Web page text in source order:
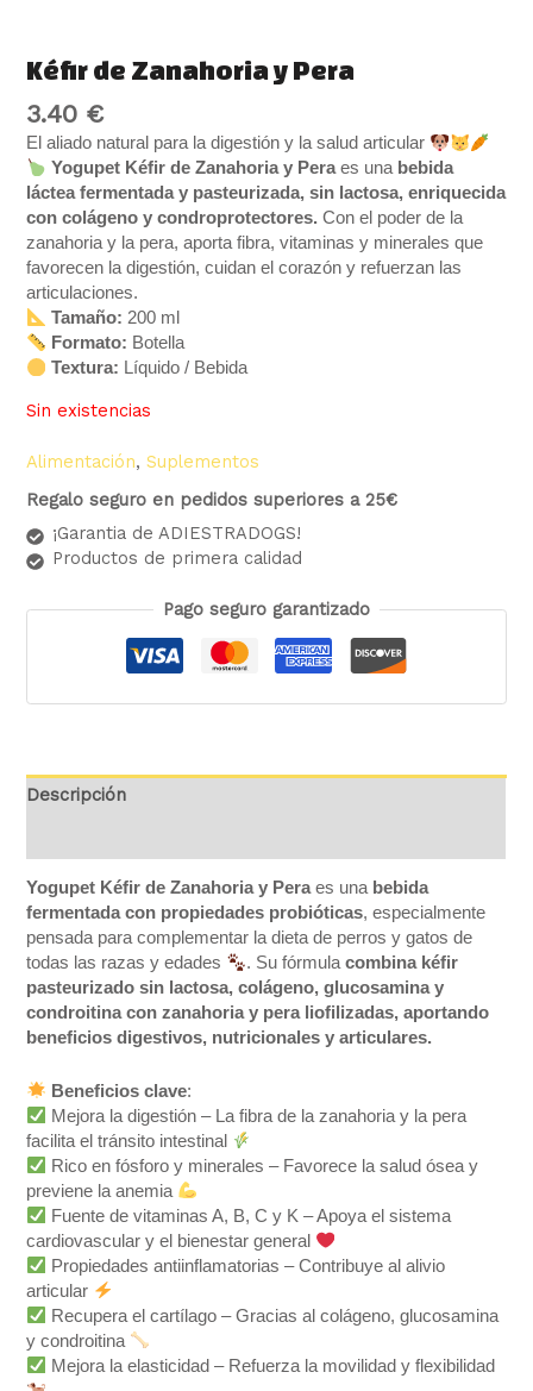
Kéfir de Zanahoria y Pera
3.40 €
El aliado natural para la digestión y la salud articular
Yogupet Kéfir de Zanahoria y Pera es una bebida
láctea fermentada y pasteurizada, sin lactosa, enriquecida
con colágeno y condroprotectores. Con el poder de la
zanahoria y la pera, aporta fibra, vitaminas y minerales que
favorecen la digestión, cuidan el corazón y refuerzan las
articulaciones.
Tamaño: 200 ml
Formato: Botella
Textura: Líquido / Bebida
Sin existencias
Alimentación,Suplementos
Regalo seguro en pedidos superiores a 25€
¡Garantia de ADIESTRADOGS!
Productos de primera calidad
Pago seguro garantizado
Descripción
Yogupet Kéfir de Zanahoria y Peraes unabebida
fermentada con propiedades probióticas, especialmente
pensada para complementar la dieta de perros y gatos de
todas las razas y edades
. Su fórmulacombina kéfir
pasteurizado sin lactosa, colágeno, glucosamina y
condroitina con zanahoria y pera liofilizadas, aportando
beneficios digestivos, nutricionales y articulares.
Beneficios clave:
Mejora la digestión – La fibra de la zanahoria y la pera
facilita el tránsito intestinal
Rico en fósforo y minerales – Favorece la salud ósea y
previene la anemia
Fuente de vitaminas A, B, C y K – Apoya el sistema
cardiovascular y el bienestar general
Propiedades antiinflamatorias – Contribuye al alivio
articular
Recupera el cartílago – Gracias al colágeno, glucosamina
y condroitina
Mejora la elasticidad – Refuerza la movilidad y flexibilidad